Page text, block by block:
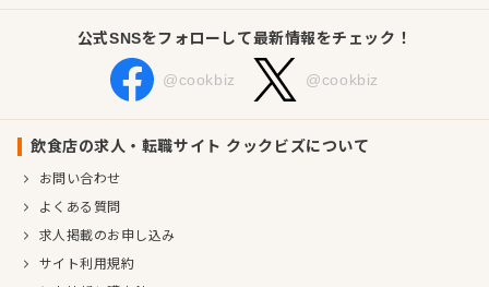
公式SNSをフォローして最新情報をチェック！
@cookbiz @cookbiz
飲食店の求人・転職サイト クックビズについて
お問い合わせ
よくある質問
求人掲載のお申し込み
サイト利用規約